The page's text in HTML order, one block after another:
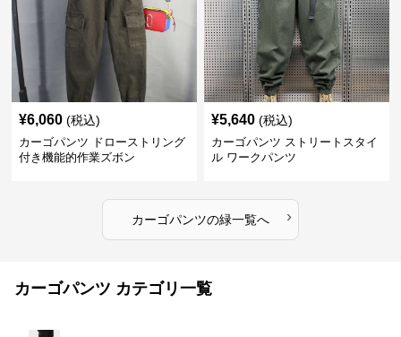
¥6,060 (税込)
カーゴパンツ ドローストリング
付き機能的作業ズボン
¥5,640 (税込)
カーゴパンツ ストリートスタイ
ル ワークパンツ
カーゴパンツの緑一覧へ ›
カーゴパンツ カテゴリ一覧